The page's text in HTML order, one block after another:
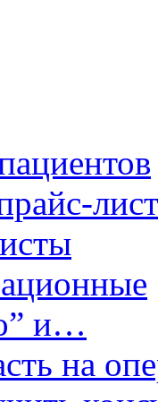
лист
и…
на